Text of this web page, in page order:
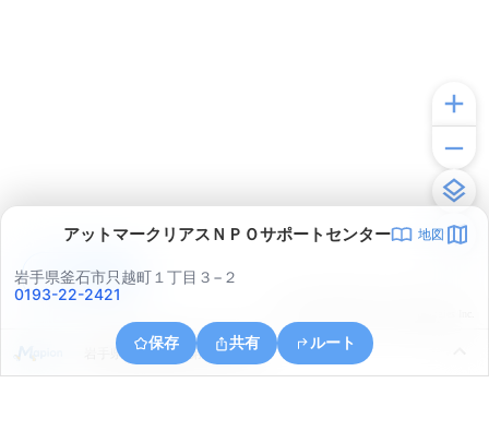
アットマークリアスＮＰＯサポートセンター 地図
岩手県釜石市只越町１丁目３−２
0193-22-2421
保存 共有 ルート
岩手県釜石市釜石第１６地割
アプリで見る